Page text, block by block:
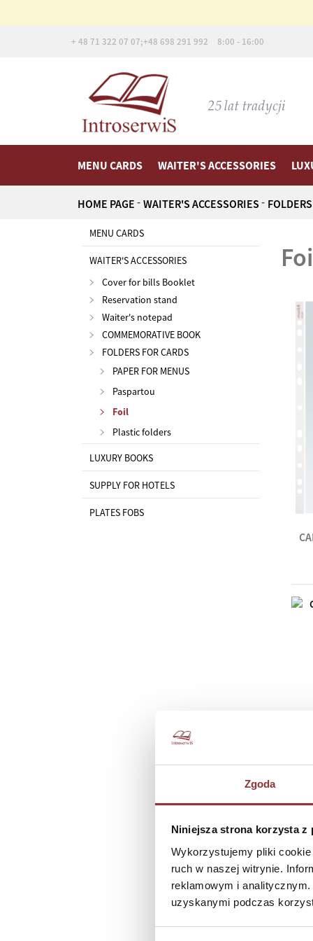
Zgoda
Niniejsza strona korzysta z
Wykorzystujemy pliki
ruch w naszej witrynie.
reklamowym i
uzyskanymi podczas
+ 48 71 322 07 07;+48 698 291 992 8:00 - 16:00
MENU CARDS WAITER'S ACCESSORIES
HOME PAGE WAITER'S ACCESSORIES
MENU CARDS
WAITER'S ACCESSORIES
Cover for bills Booklet
Reservation stand
Waiter's notepad
COMMEMORATIVE BOOK
FOLDERS FOR CARDS
PAPER FOR MENUS
Paspartou
Foil
Plastic folders
LUXURY BOOKS
SUPPLY FOR HOTELS
PLATES FOBS